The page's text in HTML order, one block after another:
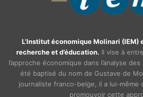
L’Institut économique Molinari (IEM)
recherche et d’éducation. Il vise à
l’approche économique dans l’analyse
été baptisé du nom de Gustave de
journaliste franco-belge, il a lui-même
promouvoir cette